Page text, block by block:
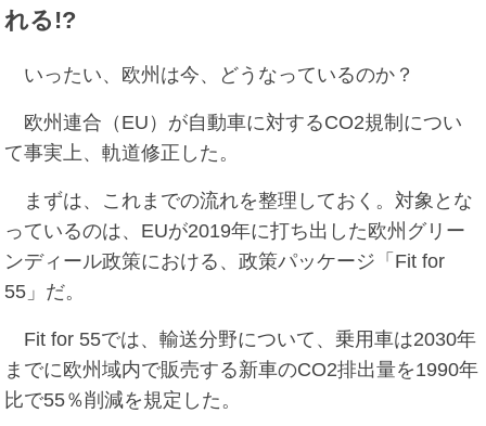
れる!?
いったい、欧州は今、どうなっているのか？
欧州連合（EU）が自動車に対するCO2規制につい
て事実上、軌道修正した。
まずは、これまでの流れを整理しておく。対象とな
っているのは、EUが2019年に打ち出した欧州グリー
ンディール政策における、政策パッケージ「Fit for
55」だ。
Fit for 55では、輸送分野について、乗用車は2030年
までに欧州域内で販売する新車のCO2排出量を1990年
比で55％削減を規定した。